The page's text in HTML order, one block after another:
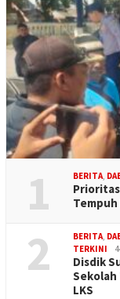
1 BERITA,
2 BERITA,
TERKINI
Disdik
Sekolah
LKS